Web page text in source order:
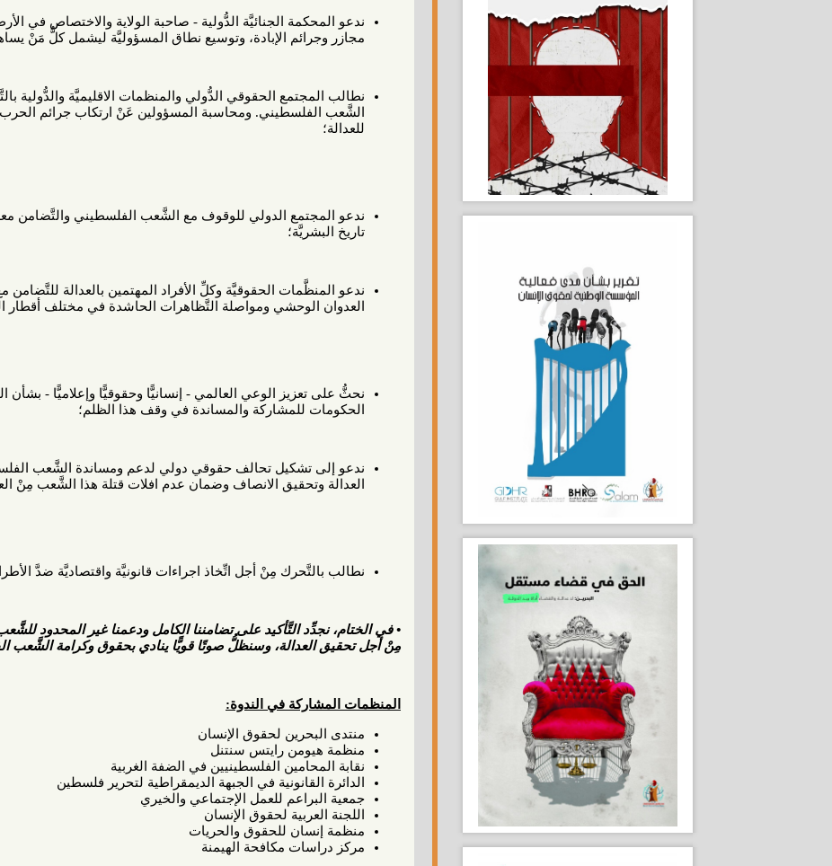
ندعو المحكمة الجنائيَّة الدُّولية - صاحبة الولاية والاختصاص في
مجازر وجرائم الإبادة، وتوسيع نطاق المسؤوليَّة ليشمل كلُّ مَنْ
نطالب المجتمع الحقوقي الدُّولي والمنظمات الاقليميَّة
الشَّعب الفلسطيني. ومحاسبة المسؤولين عَنْ ارتكاب جرائم الحرب
للعدالة؛
ندعو المجتمع الدولي للوقوف مع الشَّعب الفلسطيني والتَّضامن
تاريخ البشريَّة؛
ندعو المنظَّمات الحقوقيَّة وكلِّ الأفراد المهتمين بالعدالة
العدوان الوحشي ومواصلة التَّظاهرات الحاشدة في مختلف أقطار
نحثُّ على تعزيز الوعي العالمي - إنسانيًّا وحقوقيًّا وإعلاميًّا - بشأن
الحكومات للمشاركة والمساندة في وقف هذا الظلم؛
ندعو إلى تشكيل تحالف حقوقي دولي لدعم ومساندة الشَّعب
العدالة وتحقيق الانصاف وضمان عدم افلات قتلة هذا الشَّعب مِنْ
نطالب بالتَّحرك مِنْ أجل اتِّخاذ اجراءات قانونيَّة واقتصاديَّة ضدَّ
• في الختام، نجدِّد التَّأكيد على تضامننا الكامل ودعمنا غير المحدود
مِنْ أجل تحقيق العدالة، وسنظلُّ صوتًا قويًّا ينادي بحقوق وكرامة الشَّعب
المنظمات المشاركة في الندوة:
منتدى البحرين لحقوق الإنسان
منظمة هيومن رايتس سنتنل
نقابة المحامين الفلسطينيين في الضفة الغربية
الدائرة القانونية في الجبهة الديمقراطية لتحرير فلسطين
جمعية البراعم للعمل الإجتماعي والخيري
اللجنة العربية لحقوق الإنسان
منظمة إنسان للحقوق والحريات
مركز دراسات مكافحة الهيمنة